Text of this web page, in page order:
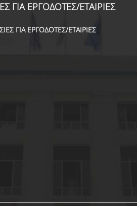
ΓΙΑ ΕΡΓΟΔΟΤΕΣ/ΕΤΑΙΡΙΕΣ
ΓΙΑ ΕΡΓΟΔΟΤΕΣ/ΕΤΑΙΡΙΕΣ